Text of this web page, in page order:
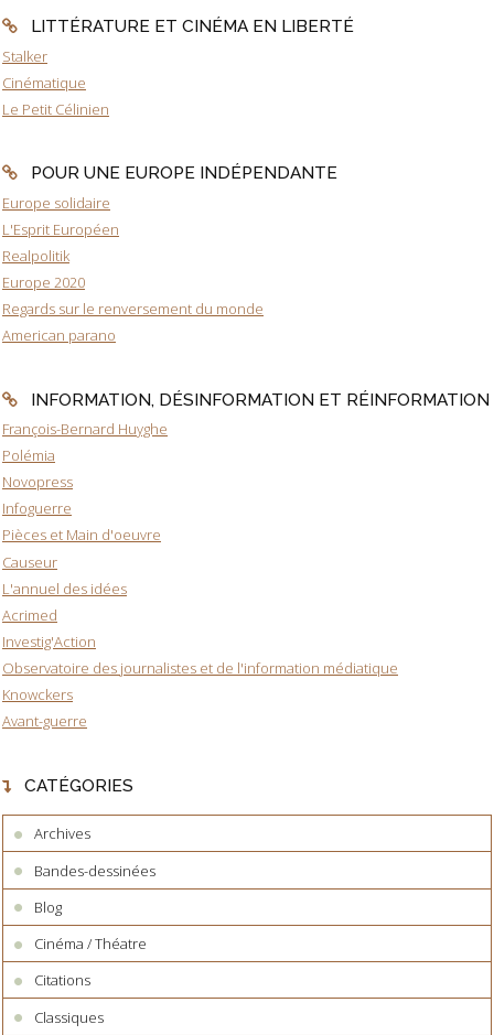
LITTÉRATURE ET CINÉMA EN LIBERTÉ
Stalker
Cinématique
Le Petit Célinien
POUR UNE EUROPE INDÉPENDANTE
Europe solidaire
L'Esprit Européen
Realpolitik
Europe 2020
Regards sur le renversement du monde
American parano
INFORMATION, DÉSINFORMATION ET RÉINFORMATION
François-Bernard Huyghe
Polémia
Novopress
Infoguerre
Pièces et Main d'oeuvre
Causeur
L'annuel des idées
Acrimed
Investig'Action
Observatoire des journalistes et de l'information médiatique
Knowckers
Avant-guerre
CATÉGORIES
Archives
Bandes-dessinées
Blog
Cinéma / Théatre
Citations
Classiques